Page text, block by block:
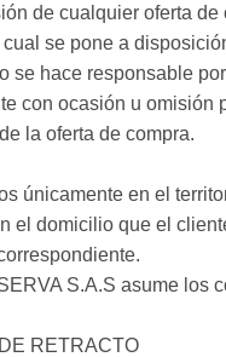
de cualquier oferta
se pone a
hace responsable
con ocasión u omisión
la oferta de compra.
únicamente en el
el domicilio que el
S.A.S asume
RETRACTO